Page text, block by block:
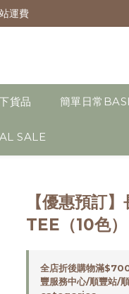
運費
貨品 簡單日常
SALE
【優惠預訂
TEE（10色）
全店折後購物滿
豐服務中心/順豐站